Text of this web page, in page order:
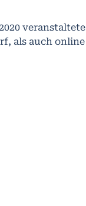
veranstaltete
als auch online